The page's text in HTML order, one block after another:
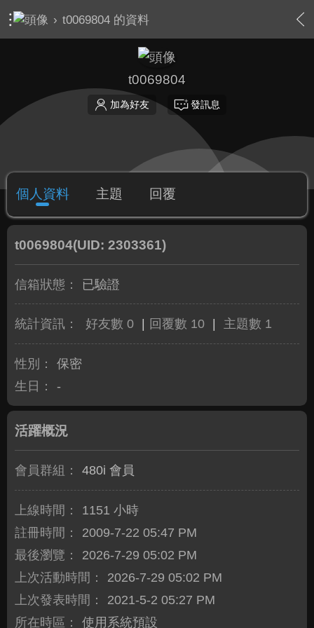
› t0069804 的資料
t0069804
加為好友 發訊息
個人資料 主題 回覆
t0069804(UID: 2303361)
信箱狀態： 已驗證
統計資訊： 好友數 0 回覆數 10 主題數 1
性別：
保密
生日：
-
活躍概況
會員群組： 480i 會員
上線時間：
1151 小時
註冊時間：
2009-7-22 05:47 PM
最後瀏覽：
2026-7-29 05:02 PM
上次活動時間：
2026-7-29 05:02 PM
上次發表時間：
2021-5-2 05:27 PM
所在時區：
使用系統預設